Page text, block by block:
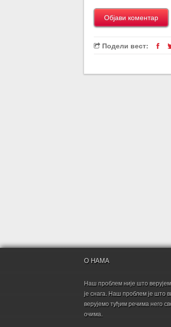
Подели вест:
О НАМА
Наш проблем није што
је снага. Наш проблем је што
верујемо туђим речима него
очима.